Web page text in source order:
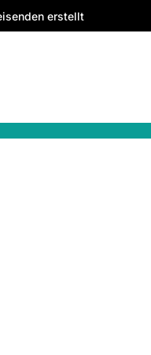
erstellt